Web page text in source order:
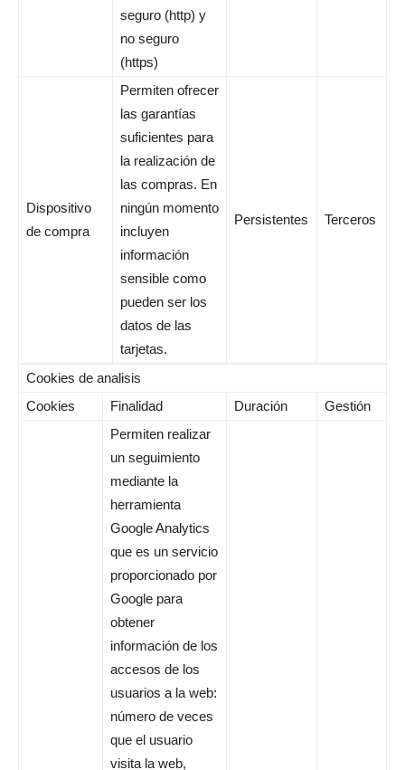
seguro (http) y
no seguro
(https)
Dispositivo
de compra
Permiten ofrecer
las garantías
suficientes para
la realización de
las compras. En
ningún momento
incluyen
información
sensible como
pueden ser los
datos de las
tarjetas.
Persistentes Terceros
Cookies de analisis
Cookies
Finalidad Duración
Gestión
Permiten realizar
un seguimiento
mediante la
herramienta
Google Analytics
que es un servicio
proporcionado por
Google para
obtener
información de los
accesos de los
usuarios a la web:
número de veces
que el usuario
visita la web,